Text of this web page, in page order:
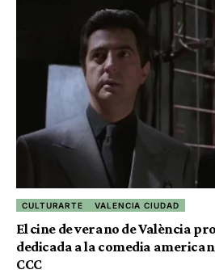
CULTURARTE VALENCIA CIUDAD
El cine de verano de València
dedicada a la comedia
CCC